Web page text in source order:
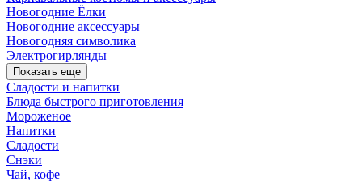
Новогодние Ёлки
Новогодние аксессуары
Новогодняя символика
Электрогирлянды
Показать еще
Сладости и напитки
Блюда быстрого приготовления
Мороженое
Напитки
Сладости
Снэки
Чай, кофе